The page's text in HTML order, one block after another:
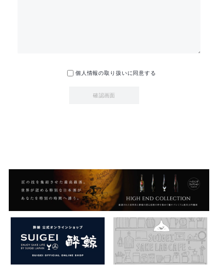
個人情報の取り扱いに同意する